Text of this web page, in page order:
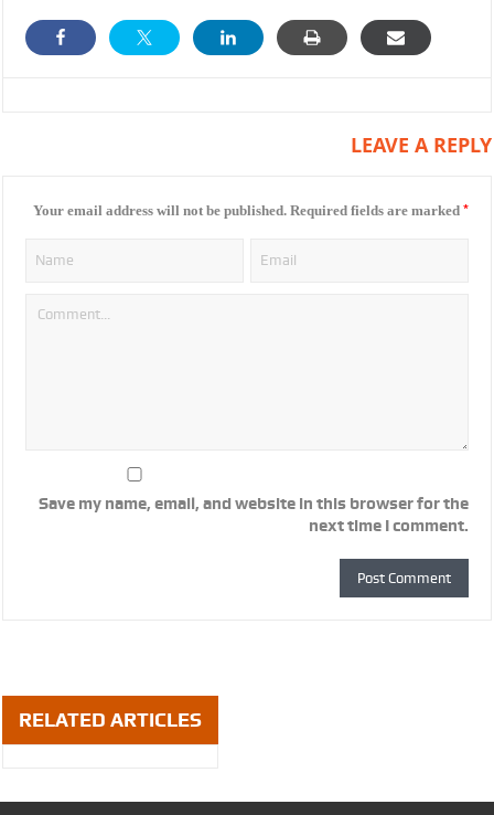
LEAVE A REPLY
Your email address will not be published. Required fields are marked *
Save my name, email, and website in this browser for the
next time I comment.
RELATED ARTICLES